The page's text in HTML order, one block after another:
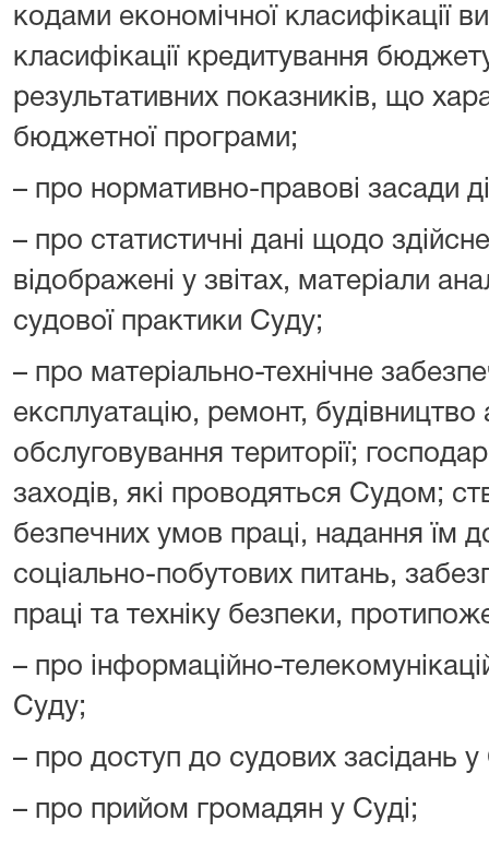
кодами економічної класифікації
класифікації кредитування
результативних показників, що
бюджетної програми;
– про нормативно-правові засади
– про статистичні дані щодо
відображені у звітах, матеріали
судової практики Суду;
– про матеріально-технічне
експлуатацію, ремонт, будівництво
обслуговування території;
заходів, які проводяться Судом;
безпечних умов праці, надання їм
соціально-побутових питань,
праці та техніку безпеки,
– про інформаційно-
Суду;
– про доступ до судових засідань у
– про прийом громадян у Суді;